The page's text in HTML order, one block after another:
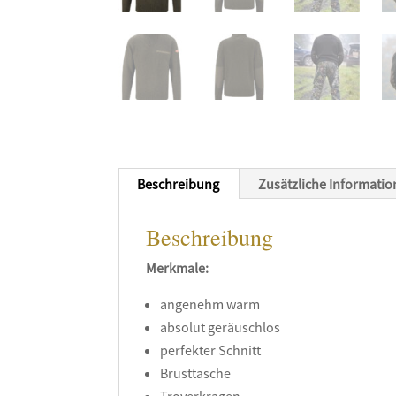
Beschreibung Zusätzliche
Beschreibung
Merkmale:
angenehm warm
absolut geräuschlos
perfekter Schnitt
Brusttasche